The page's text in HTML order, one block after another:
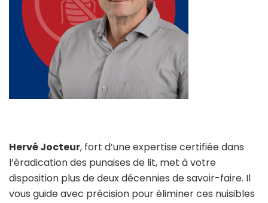
Hervé Jocteur, fort d’une expertise certifiée dans
l’éradication des punaises de lit, met à votre
disposition plus de deux décennies de savoir-faire. Il
vous guide avec précision pour éliminer ces nuisibles